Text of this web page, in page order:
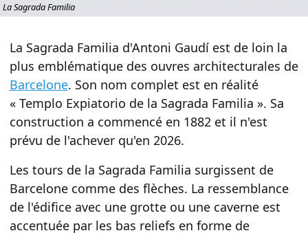
La Sagrada Familia
La Sagrada Familia d'Antoni Gaudíest de loin la
plus emblématique des ouvres architecturales de
Barcelone. Son nom complet est en réalité
« Templo Expiatorio de la Sagrada Familia ». Sa
construction a commencé en 1882 et il n'est
prévu de l'achever qu'en 2026.
Les tours de la Sagrada Familia surgissent de
Barcelone comme des flèches. La ressemblance
de l'édifice avec une grotte ou une caverne est
accentuée par les bas reliefs en forme de